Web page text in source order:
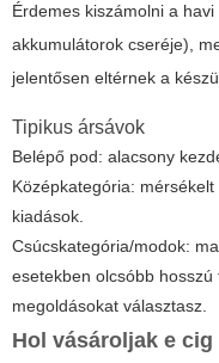
Érdemes kiszámolni a
akkumulátorok cseréje),
jelentősen eltérnek a
Tipikus ársávok
Belépő pod: alacsony
Középkategória:
kiadások.
Csúcskategória/modok:
esetekben olcsóbb
megoldásokat választasz.
Hol vásároljak e cig